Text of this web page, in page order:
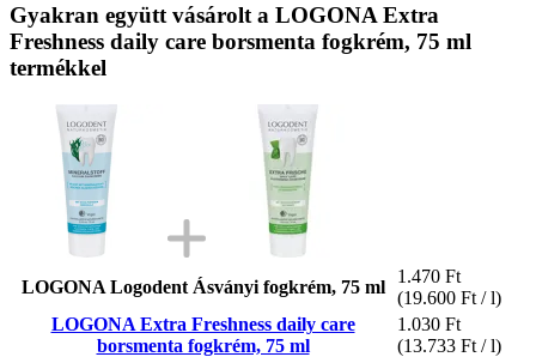
Gyakran együtt vásárolt a LOGONA Extra
Freshness daily care borsmenta fogkrém, 75 ml
termékkel
LOGONA Logodent Ásványi fogkrém, 75 ml
1.470 Ft
(19.600 Ft / l)
LOGONA Extra Freshness daily care
borsmenta fogkrém, 75 ml
1.030 Ft
(13.733 Ft / l)